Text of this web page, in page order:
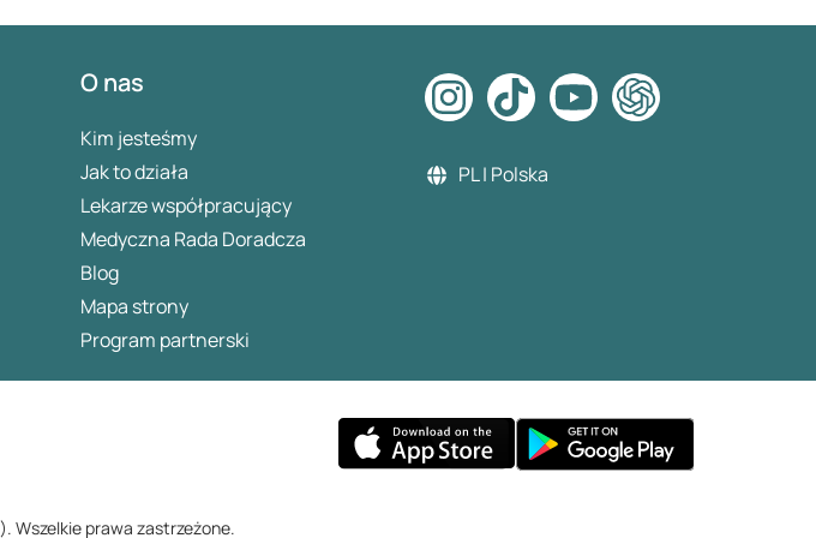
O nas
Kim jesteśmy
Jak to działa
Lekarze współpracujący
Medyczna Rada Doradcza
Blog
Mapa strony
Program partnerski
PL | Polska
Wszelkie prawa zastrzeżone.